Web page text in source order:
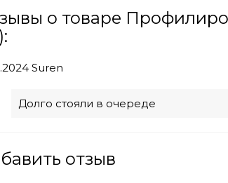
о товаре
Suren
Долго стояли в очереде
отзыв